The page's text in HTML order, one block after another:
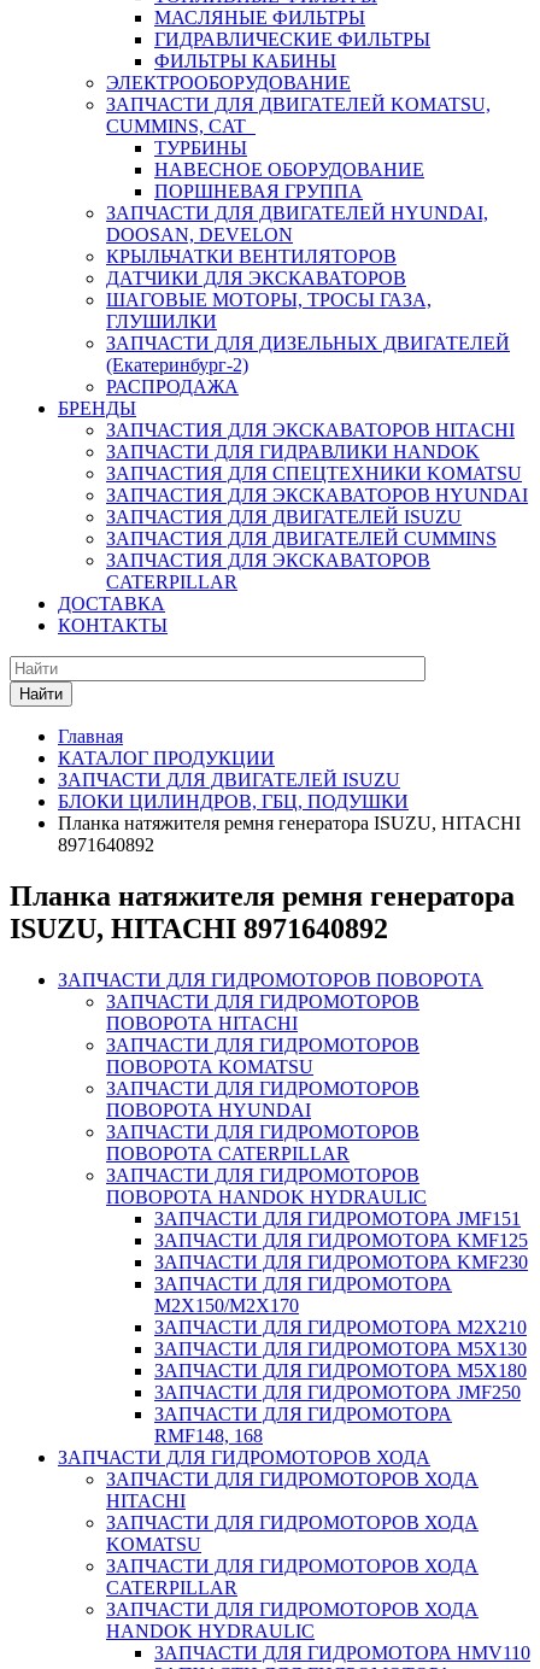
МАСЛЯНЫЕ ФИЛЬТРЫ
ГИДРАВЛИЧЕСКИЕ ФИЛЬТРЫ
ФИЛЬТРЫ КАБИНЫ
ЭЛЕКТРООБОРУДОВАНИЕ
ЗАПЧАСТИ ДЛЯ ДВИГАТЕЛЕЙ KOMATSU,
CUMMINS, CAT
ТУРБИНЫ
НАВЕСНОЕ ОБОРУДОВАНИЕ
ПОРШНЕВАЯ ГРУППА
ЗАПЧАСТИ ДЛЯ ДВИГАТЕЛЕЙ HYUNDAI,
DOOSAN, DEVELON
КРЫЛЬЧАТКИ ВЕНТИЛЯТОРОВ
ДАТЧИКИ ДЛЯ ЭКСКАВАТОРОВ
ШАГОВЫЕ МОТОРЫ, ТРОСЫ ГАЗА,
ГЛУШИЛКИ
ЗАПЧАСТИ ДЛЯ ДИЗЕЛЬНЫХ ДВИГАТЕЛЕЙ
(Екатеринбург-2)
РАСПРОДАЖА
БРЕНДЫ
ЗАПЧАСТИЯ ДЛЯ ЭКСКАВАТОРОВ HITACHI
ЗАПЧАСТИ ДЛЯ ГИДРАВЛИКИ HANDOK
ЗАПЧАСТИЯ ДЛЯ СПЕЦТЕХНИКИ KOMATSU
ЗАПЧАСТИЯ ДЛЯ ЭКСКАВАТОРОВ HYUNDAI
ЗАПЧАСТИЯ ДЛЯ ДВИГАТЕЛЕЙ ISUZU
ЗАПЧАСТИЯ ДЛЯ ДВИГАТЕЛЕЙ CUMMINS
ЗАПЧАСТИЯ ДЛЯ ЭКСКАВАТОРОВ
CATERPILLAR
ДОСТАВКА
КОНТАКТЫ
Найти
Главная
КАТАЛОГ ПРОДУКЦИИ
ЗАПЧАСТИ ДЛЯ ДВИГАТЕЛЕЙ ISUZU
БЛОКИ ЦИЛИНДРОВ, ГБЦ, ПОДУШКИ
Планка натяжителя ремня генератора ISUZU, HITACHI
8971640892
Планка натяжителя ремня генератора
ISUZU, HITACHI 8971640892
ЗАПЧАСТИ ДЛЯ ГИДРОМОТОРОВ ПОВОРОТА
ЗАПЧАСТИ ДЛЯ ГИДРОМОТОРОВ
ПОВОРОТА HITACHI
ЗАПЧАСТИ ДЛЯ ГИДРОМОТОРОВ
ПОВОРОТА KOMATSU
ЗАПЧАСТИ ДЛЯ ГИДРОМОТОРОВ
ПОВОРОТА HYUNDAI
ЗАПЧАСТИ ДЛЯ ГИДРОМОТОРОВ
ПОВОРОТА CATERPILLAR
ЗАПЧАСТИ ДЛЯ ГИДРОМОТОРОВ
ПОВОРОТА HANDOK HYDRAULIC
ЗАПЧАСТИ ДЛЯ ГИДРОМОТОРА JMF151
ЗАПЧАСТИ ДЛЯ ГИДРОМОТОРА KMF125
ЗАПЧАСТИ ДЛЯ ГИДРОМОТОРА KMF230
ЗАПЧАСТИ ДЛЯ ГИДРОМОТОРА
M2X150/M2X170
ЗАПЧАСТИ ДЛЯ ГИДРОМОТОРА M2X210
ЗАПЧАСТИ ДЛЯ ГИДРОМОТОРА M5X130
ЗАПЧАСТИ ДЛЯ ГИДРОМОТОРА M5X180
ЗАПЧАСТИ ДЛЯ ГИДРОМОТОРА JMF250
ЗАПЧАСТИ ДЛЯ ГИДРОМОТОРА
RMF148, 168
ЗАПЧАСТИ ДЛЯ ГИДРОМОТОРОВ ХОДА
ЗАПЧАСТИ ДЛЯ ГИДРОМОТОРОВ ХОДА
HITACHI
ЗАПЧАСТИ ДЛЯ ГИДРОМОТОРОВ ХОДА
KOMATSU
ЗАПЧАСТИ ДЛЯ ГИДРОМОТОРОВ ХОДА
CATERPILLAR
ЗАПЧАСТИ ДЛЯ ГИДРОМОТОРОВ ХОДА
HANDOK HYDRAULIC
ЗАПЧАСТИ ДЛЯ ГИДРОМОТОРА HMV110